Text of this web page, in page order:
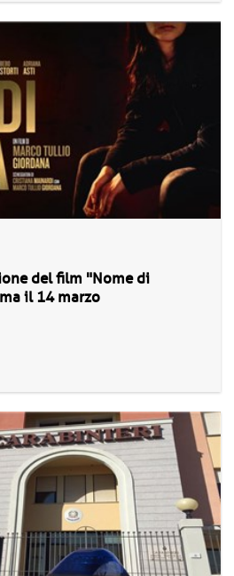
del film "Nome di
il 14 marzo